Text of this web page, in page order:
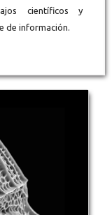
científicos y
de información.